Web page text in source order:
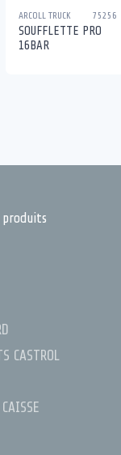
ARCOLL TRUCK 75256
SOUFFLETTE PRO
16BAR
produits
CASTROL